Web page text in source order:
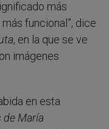
más
funcional”, dice
, en la que se ve
imágenes
en esta
de María